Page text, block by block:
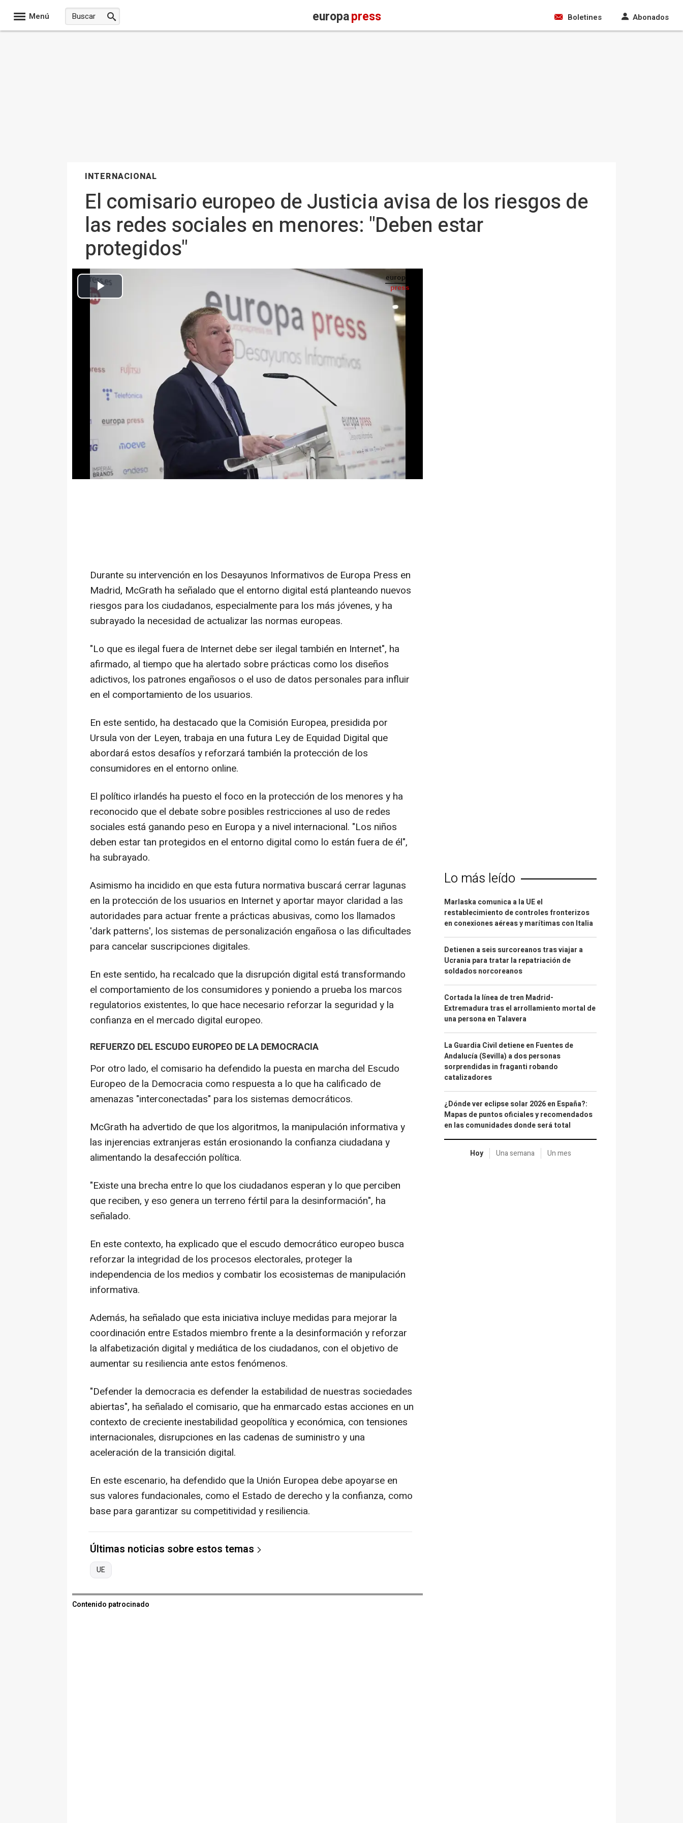
Menú europapress Boletines Abonados
INTERNACIONAL
El comisario europeo de Justicia avisa de los riesgos de
las redes sociales en menores: "Deben estar
protegidos"
El Comisario Europeo de Democracia, Justicia, Estado de Derecho y Protección de los Consumidores, Michael McGrath, durante un desayuno informativo
organizado por Europa Press, a 21 de abril de 2026, en Madrid (España). - Jesús Hellín - Europa Press
Europa Press Internacional
Abrir opciones para compartir
IA Seguir en
Bruselas prepara una Ley de Equidad Digital para reforzar la protección de
los consumidores en Internet
MADRID/BRUSELAS, 21 Abr. (EUROPA PRESS) -
El comisario europeo de Democracia, Justicia y Estado de Derecho,
Michael McGrath, ha avisado este martes de los riesgos de las redes
sociales en los menores y ha abogado por reforzar su protección ante el
aumento de la desinformación y la manipulación online.
Durante su intervención en los Desayunos Informativos de Europa Press en
Madrid, McGrath ha señalado que el entorno digital está planteando nuevos
riesgos para los ciudadanos, especialmente para los más jóvenes, y ha
subrayado la necesidad de actualizar las normas europeas.
"Lo que es ilegal fuera de Internet debe ser ilegal también en Internet", ha
afirmado, al tiempo que ha alertado sobre prácticas como los diseños
adictivos, los patrones engañosos o el uso de datos personales para influir
en el comportamiento de los usuarios.
En este sentido, ha destacado que la Comisión Europea, presidida por
Ursula von der Leyen, trabaja en una futura Ley de Equidad Digital que
abordará estos desafíos y reforzará también la protección de los
consumidores en el entorno online.
El político irlandés ha puesto el foco en la protección de los menores y ha
reconocido que el debate sobre posibles restricciones al uso de redes
sociales está ganando peso en Europa y a nivel internacional. "Los niños
deben estar tan protegidos en el entorno digital como lo están fuera de él",
ha subrayado.
Asimismo ha incidido en que esta futura normativa buscará cerrar lagunas
en la protección de los usuarios en Internet y aportar mayor claridad a las
autoridades para actuar frente a prácticas abusivas, como los llamados
'dark patterns', los sistemas de personalización engañosa o las dificultades
para cancelar suscripciones digitales.
En este sentido, ha recalcado que la disrupción digital está transformando
el comportamiento de los consumidores y poniendo a prueba los marcos
regulatorios existentes, lo que hace necesario reforzar la seguridad y la
confianza en el mercado digital europeo.
REFUERZO DEL ESCUDO EUROPEO DE LA DEMOCRACIA
Por otro lado, el comisario ha defendido la puesta en marcha del Escudo
Europeo de la Democracia como respuesta a lo que ha calificado de
amenazas "interconectadas" para los sistemas democráticos.
McGrath ha advertido de que los algoritmos, la manipulación informativa y
las injerencias extranjeras están erosionando la confianza ciudadana y
alimentando la desafección política.
"Existe una brecha entre lo que los ciudadanos esperan y lo que perciben
que reciben, y eso genera un terreno fértil para la desinformación", ha
señalado.
En este contexto, ha explicado que el escudo democrático europeo busca
reforzar la integridad de los procesos electorales, proteger la
independencia de los medios y combatir los ecosistemas de manipulación
informativa.
Además, ha señalado que esta iniciativa incluye medidas para mejorar la
coordinación entre Estados miembro frente a la desinformación y reforzar
la alfabetización digital y mediática de los ciudadanos, con el objetivo de
aumentar su resiliencia ante estos fenómenos.
"Defender la democracia es defender la estabilidad de nuestras sociedades
abiertas", ha señalado el comisario, que ha enmarcado estas acciones en un
contexto de creciente inestabilidad geopolítica y económica, con tensiones
internacionales, disrupciones en las cadenas de suministro y una
aceleración de la transición digital.
En este escenario, ha defendido que la Unión Europea debe apoyarse en
sus valores fundacionales, como el Estado de derecho y la confianza, como
base para garantizar su competitividad y resiliencia.
Últimas noticias sobre estos temas
UE
Contenido patrocinado
Lo más leído
Marlaska comunica a la UE el
restablecimiento de controles fronterizos
en conexiones aéreas y marítimas con Italia
Detienen a seis surcoreanos tras viajar a
Ucrania para tratar la repatriación de
soldados norcoreanos
Cortada la línea de tren Madrid-
Extremadura tras el arrollamiento mortal de
una persona en Talavera
La Guardia Civil detiene en Fuentes de
Andalucía (Sevilla) a dos personas
sorprendidas in fraganti robando
catalizadores
¿Dónde ver eclipse solar 2026 en España?:
Mapas de puntos oficiales y recomendados
en las comunidades donde será total
Hoy Una semana Un mes